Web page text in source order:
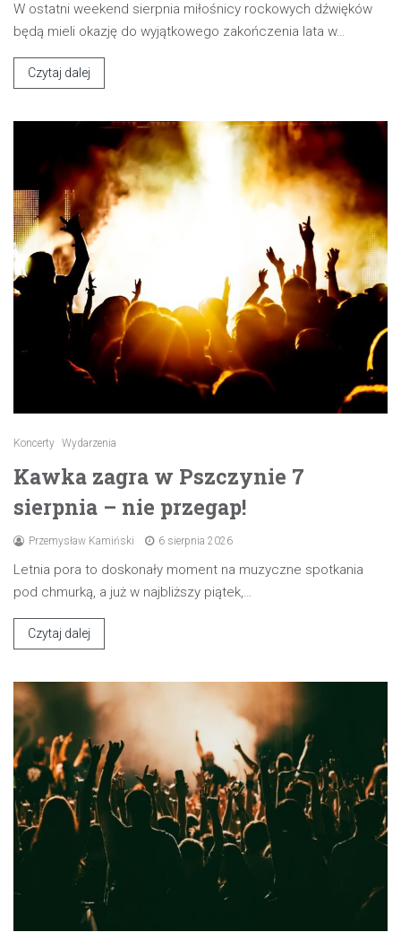
W ostatni weekend sierpnia miłośnicy rockowych dźwięków
będą mieli okazję do wyjątkowego zakończenia lata w…
Czytaj dalej
Koncerty Wydarzenia
Kawka zagra w Pszczynie 7
sierpnia – nie przegap!
Przemysław Kamiński 6 sierpnia 2026
Letnia pora to doskonały moment na muzyczne spotkania
pod chmurką, a już w najbliższy piątek,…
Czytaj dalej